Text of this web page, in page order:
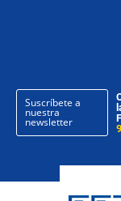
Suscríbete a
nuestra
newsletter